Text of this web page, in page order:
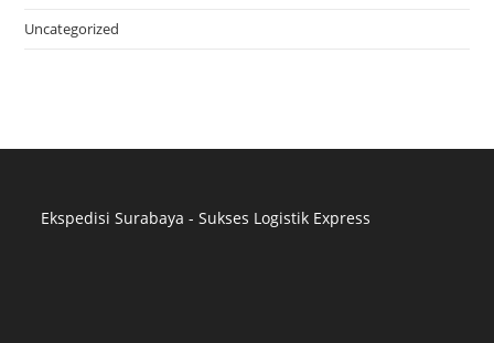
Uncategorized
Ekspedisi Surabaya - Sukses Logistik Express